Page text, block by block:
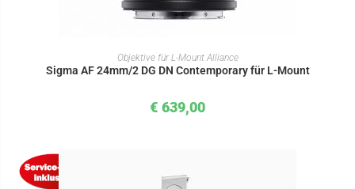
IN DEN WARENKORB
Objektive für L-Mount Alliance
Sigma AF 24mm/2 DG DN Contemporary für L-Mount
€ 639,00